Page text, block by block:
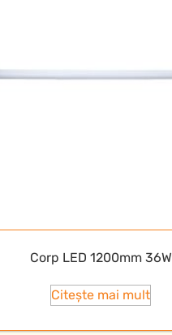
Corp LED 1200mm 36W
Citește mai mult